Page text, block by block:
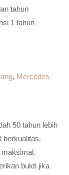
tahun
1 tahun
, Mercedes
50 tahun lebih
berkualitas.
maksimal.
bukti jika